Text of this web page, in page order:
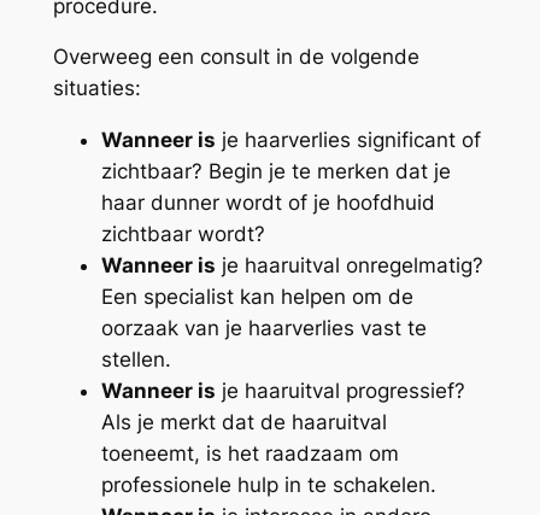
procedure.
Overweeg een consult in de volgende
situaties:
Wanneer is je haarverlies significant of
zichtbaar? Begin je te merken dat je
haar dunner wordt of je hoofdhuid
zichtbaar wordt?
Wanneer is je haaruitval onregelmatig?
Een specialist kan helpen om de
oorzaak van je haarverlies vast te
stellen.
Wanneer is je haaruitval progressief?
Als je merkt dat de haaruitval
toeneemt, is het raadzaam om
professionele hulp in te schakelen.